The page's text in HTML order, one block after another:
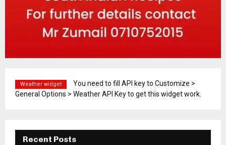
Weather widget
You need to fill API key to Customize >
General Options > Weather API Key to get this widget work.
Recent Posts